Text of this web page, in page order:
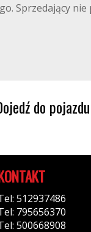
Sprzedający
do pojazdu
512937486
795656370
500668908